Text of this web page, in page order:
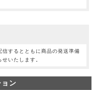
するとともに商品の発送準備
いたします。
ン